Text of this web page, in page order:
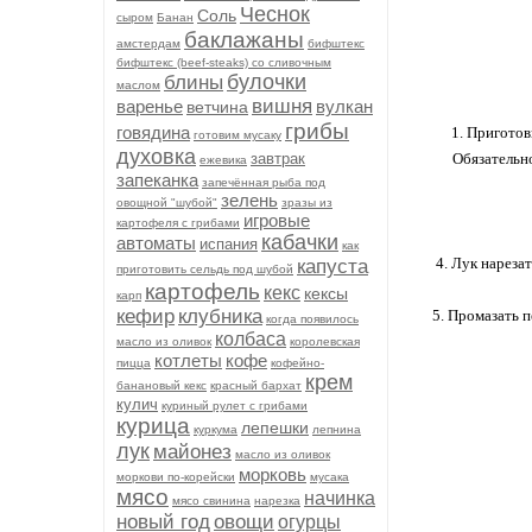
сыром Банан Соль Чеснок
амстердам баклажаны бифштекс
бифштекс (beef-stеаks) со сливочным
маслом блины булочки
варенье ветчина вишня вулкан
говядина готовим мусаку грибы
духовка ежевика завтрак
запеканка запечённая рыба под
овощной "шубой" зелень зразы из
картофеля с грибами игровые
автоматы испания кабачки как
приготовить сельдь под шубой капуста
карп картофель кекс кексы
кефир клубника когда появилось
масло из оливок колбаса королевская
пицца котлеты кофе кофейно-
банановый кекс красный бархат крем
кулич куриный рулет с грибами
курица куркума лепешки лепнина
лук майонез масло из оливок
моркови по-корейски морковь мусака
мясо мясо свинина нарезка начинка
новый годовощи огурцы
1.
4. Лук
5. Промазать